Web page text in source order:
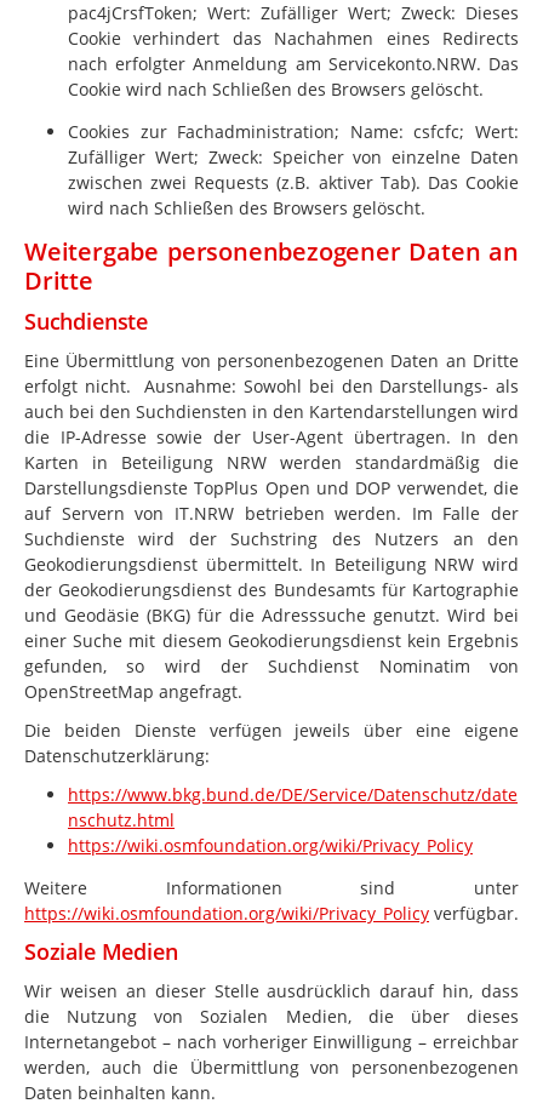
pac4jCrsfToken; Wert: Zufälliger Wert; Zweck: Dieses
Cookie verhindert das Nachahmen eines Redirects
nach erfolgter Anmeldung am Servicekonto.NRW. Das
Cookie wird nach Schließen des Browsers gelöscht.
Cookies zur Fachadministration; Name: csfcfc; Wert:
Zufälliger Wert; Zweck: Speicher von einzelne Daten
zwischen zwei Requests (z.B. aktiver Tab). Das Cookie
wird nach Schließen des Browsers gelöscht.
Weitergabe personenbezogener Daten an
Dritte
Suchdienste
Eine Übermittlung von personenbezogenen Daten an Dritte
erfolgt nicht. Ausnahme: Sowohl bei den Darstellungs- als
auch bei den Suchdiensten in den Kartendarstellungen wird
die IP-Adresse sowie der User-Agent übertragen. In den
Karten in Beteiligung NRW werden standardmäßig die
Darstellungsdienste TopPlus Open und DOP verwendet, die
auf Servern von IT.NRWbetrieben werden. Im Falle der
Suchdienste wird der Suchstring des Nutzers an den
Geokodierungsdienst übermittelt. In Beteiligung NRW wird
der Geokodierungsdienst des Bundesamts für Kartographie
und Geodäsie (BKG) für die Adresssuche genutzt. Wird bei
einer Suche mit diesem Geokodierungsdienst kein Ergebnis
gefunden, so wird der Suchdienst Nominatim von
OpenStreetMap angefragt.
Die beiden Dienste verfügen jeweils über eine eigene
Datenschutzerklärung:
https://www.bkg.bund.de/DE/Service/Datenschutz/date
nschutz.html
https://wiki.osmfoundation.org/wiki/Privacy_Policy
Weitere Informationen sind unter
https://wiki.osmfoundation.org/wiki/Privacy_Policy verfügbar.
Soziale Medien
Wir weisen an dieser Stelle ausdrücklich darauf hin, dass
die Nutzung von Sozialen Medien, die über dieses
Internetangebot – nach vorheriger Einwilligung – erreichbar
werden, auch die Übermittlung von personenbezogenen
Daten beinhalten kann.